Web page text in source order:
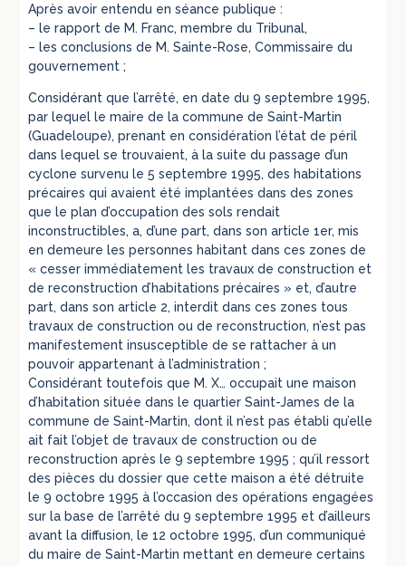
Après avoir entendu en séance publique :
– le rapport de M. Franc, membre du Tribunal,
– les conclusions de M. Sainte-Rose, Commissaire du
gouvernement ;
Considérant que l’arrêté, en date du 9 septembre 1995,
par lequel le maire de la commune de Saint-Martin
(Guadeloupe), prenant en considération l’état de péril
dans lequel se trouvaient, à la suite du passage d’un
cyclone survenu le 5 septembre 1995, des habitations
précaires qui avaient été implantées dans des zones
que le plan d’occupation des sols rendait
inconstructibles, a, d’une part, dans son article 1er, mis
en demeure les personnes habitant dans ces zones de
« cesser immédiatement les travaux de construction et
de reconstruction d’habitations précaires » et, d’autre
part, dans son article 2, interdit dans ces zones tous
travaux de construction ou de reconstruction, n’est pas
manifestement insusceptible de se rattacher à un
pouvoir appartenant à l’administration ;
Considérant toutefois que M. X… occupait une maison
d’habitation située dans le quartier Saint-James de la
commune de Saint-Martin, dont il n’est pas établi qu’elle
ait fait l’objet de travaux de construction ou de
reconstruction après le 9 septembre 1995 ; qu’il ressort
des pièces du dossier que cette maison a été détruite
le 9 octobre 1995 à l’occasion des opérations engagées
sur la base de l’arrêté du 9 septembre 1995 et d’ailleurs
avant la diffusion, le 12 octobre 1995, d’un communiqué
du maire de Saint-Martin mettant en demeure certains